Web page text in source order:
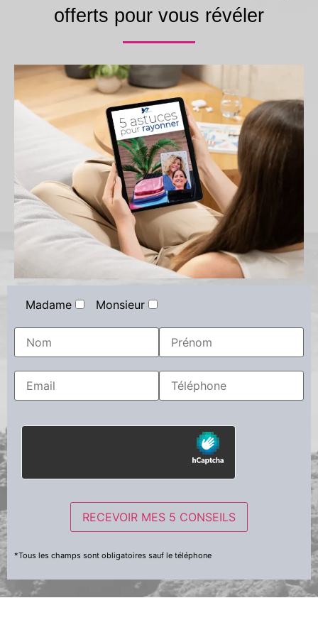
offerts pour vous révéler
Madame Monsieur
*Tous les champs sont obligatoires sauf le téléphone